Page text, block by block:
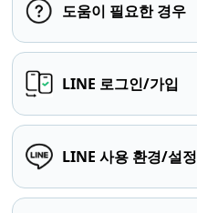
도움이 필요한 경우
LINE 로그인/가입
LINE 사용 환경/설정